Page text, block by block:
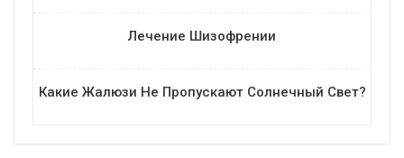
Лечение Шизофрении
Какие Жалюзи Не Пропускают Солнечный Свет?